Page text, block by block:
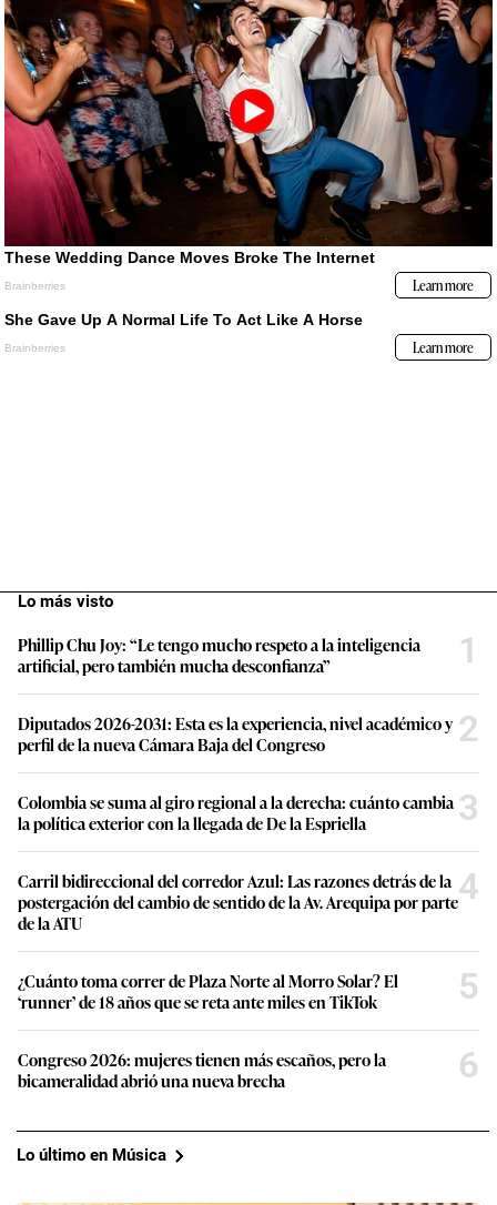
Lo más visto
Phillip Chu Joy: “Le tengo mucho respeto a la inteligencia
artificial, pero también mucha desconfianza”
1
Diputados 2026-2031: Esta es la experiencia, nivel académico y
perfil de la nueva Cámara Baja del Congreso
2
Colombia se suma al giro regional a la derecha: cuánto cambia
la política exterior con la llegada de De la Espriella
3
Carril bidireccional del corredor Azul: Las razones detrás de la
postergación del cambio de sentido de la Av. Arequipa por parte
de la ATU
4
¿Cuánto toma correr de Plaza Norte al Morro Solar? El
‘runner’ de 18 años que se reta ante miles en TikTok
5
Congreso 2026: mujeres tienen más escaños, pero la
bicameralidad abrió una nueva brecha
6
Lo último en Música